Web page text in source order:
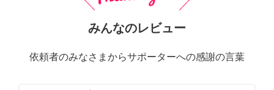
みんなのレビュー
依頼者のみなさまからサポーターへの感謝の言葉